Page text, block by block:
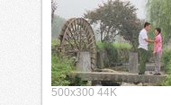
500x300 44K